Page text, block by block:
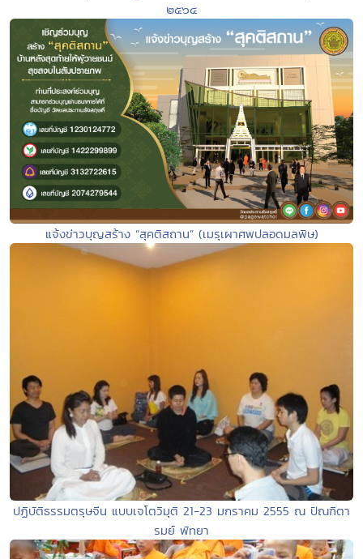
๒๕๖๔
แจ้งข่าวบุญสร้าง “สุคติสถาน” (เมรุเผาศพปลอดมลพิษ)
ปฏิบัติธรรมตรุษจีน แบบเจโตวิมุติ 21-23 มกราคม 2555 ณ ปัณฑิตา
รมย์ พัทยา